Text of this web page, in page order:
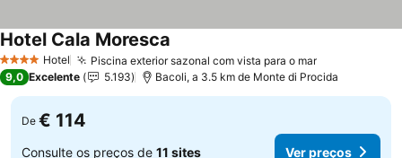
4 EstrelasHotel Piscina exterior sazonal com vista para o marVer preços
Hotel Cala Moresca
9,0 Excelente 5.193 Bacoli, a 3.5 km de Monte di Procida
De € 114
Consulte os preços de 11 sites Ver preços